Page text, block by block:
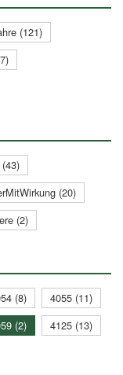
(121)
(20)
(2)
(8)
4055 (11)
(2) 4125 (13)